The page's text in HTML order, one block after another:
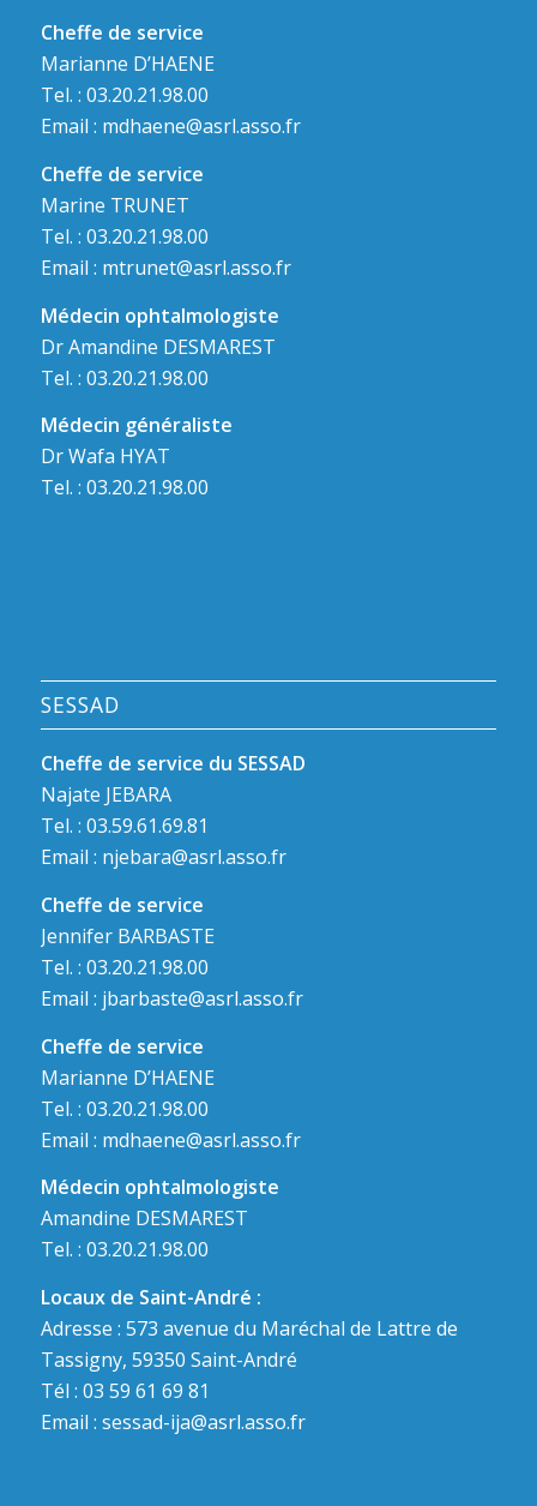
Cheffe de service
Marianne D’HAENE
Tel. : 03.20.21.98.00
Email : mdhaene@asrl.asso.fr
Cheffe de service
Marine TRUNET
Tel. : 03.20.21.98.00
Email : mtrunet@asrl.asso.fr
Médecin ophtalmologiste
Dr Amandine DESMAREST
Tel. : 03.20.21.98.00
Médecin généraliste
Dr Wafa HYAT
Tel. : 03.20.21.98.00
SESSAD
Cheffe de service du SESSAD
Najate JEBARA
Tel. : 03.59.61.69.81
Email : njebara@asrl.asso.fr
Cheffe de service
Jennifer BARBASTE
Tel. : 03.20.21.98.00
Email : jbarbaste@asrl.asso.fr
Cheffe de service
Marianne D’HAENE
Tel. : 03.20.21.98.00
Email : mdhaene@asrl.asso.fr
Médecin ophtalmologiste
Amandine DESMAREST
Tel. : 03.20.21.98.00
Locaux de Saint-André :
Adresse : 573 avenue du Maréchal de Lattre de
Tassigny, 59350 Saint-André
Tél : 03 59 61 69 81
Email : sessad-ija@asrl.asso.fr